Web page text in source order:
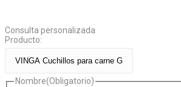
Consulta personalizada
Producto:
Nombre(Obligatorio)